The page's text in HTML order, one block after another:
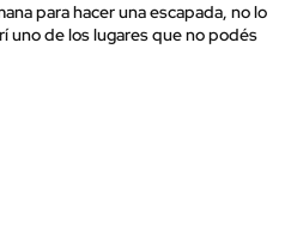
para hacer una escapada, no lo
uno de los lugares que no podés